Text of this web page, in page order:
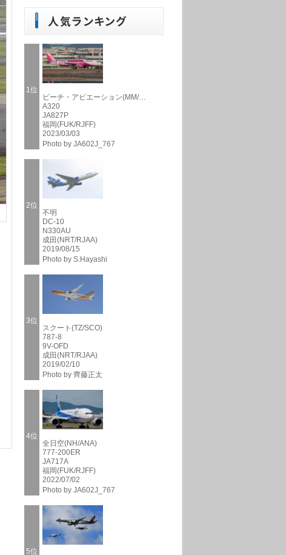
1位
ピーチ・アビエーション(MM/…
A320
JA827P
福岡(FUK/RJFF)
2023/03/03
Photo by JA602J_767
2位
不明
DC-10
N330AU
成田(NRT/RJAA)
2019/08/15
Photo by S.Hayashi
3位
スクート(TZ/SCO)
787-8
9V-OFD
成田(NRT/RJAA)
2019/02/10
Photo by 齊藤正太
4位
全日空(NH/ANA)
777-200ER
JA717A
福岡(FUK/RJFF)
2022/07/02
Photo by JA602J_767
5位